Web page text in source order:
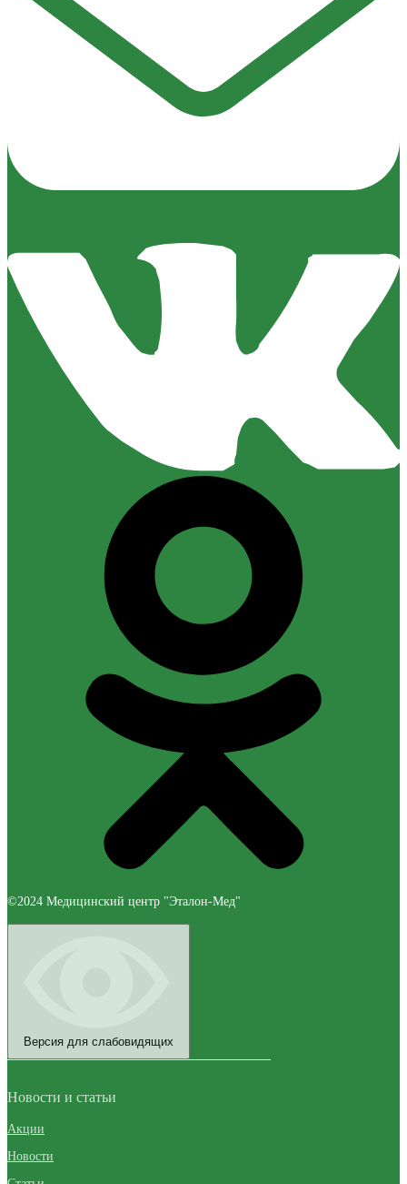
©2024 Медицинский центр "Эталон-Мед"
Версия для слабовидящих
Новости и статьи
Акции
Новости